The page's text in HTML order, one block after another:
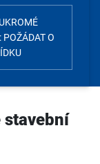
O
stavební